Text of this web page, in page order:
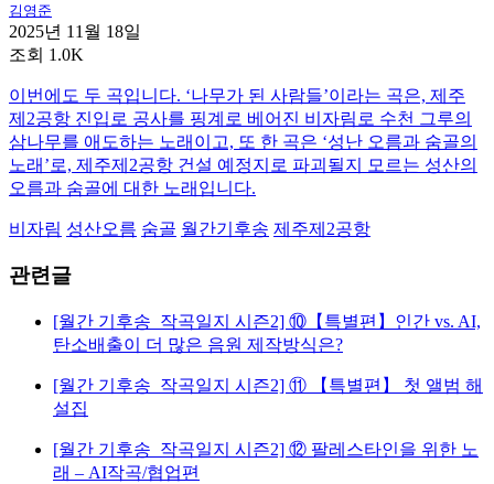
김영준
2025년 11월 18일
조회 1.0K
이번에도 두 곡입니다. ‘나무가 된 사람들’이라는 곡은, 제주
제2공항 진입로 공사를 핑계로 베어진 비자림로 수천 그루의
삼나무를 애도하는 노래이고, 또 한 곡은 ‘성난 오름과 숨골의
노래’로, 제주제2공항 건설 예정지로 파괴될지 모르는 성산의
오름과 숨골에 대한 노래입니다.
비자림 성산오름 숨골 월간기후송 제주제2공항
관련글
[월간 기후송_작곡일지 시즌2] ⑩【특별편】인간 vs. AI,
탄소배출이 더 많은 음원 제작방식은?
[월간 기후송_작곡일지 시즌2] ⑪ 【특별편】 첫 앨범 해
설집
[월간 기후송_작곡일지 시즌2] ⑫ 팔레스타인을 위한 노
래 – AI작곡/협업편